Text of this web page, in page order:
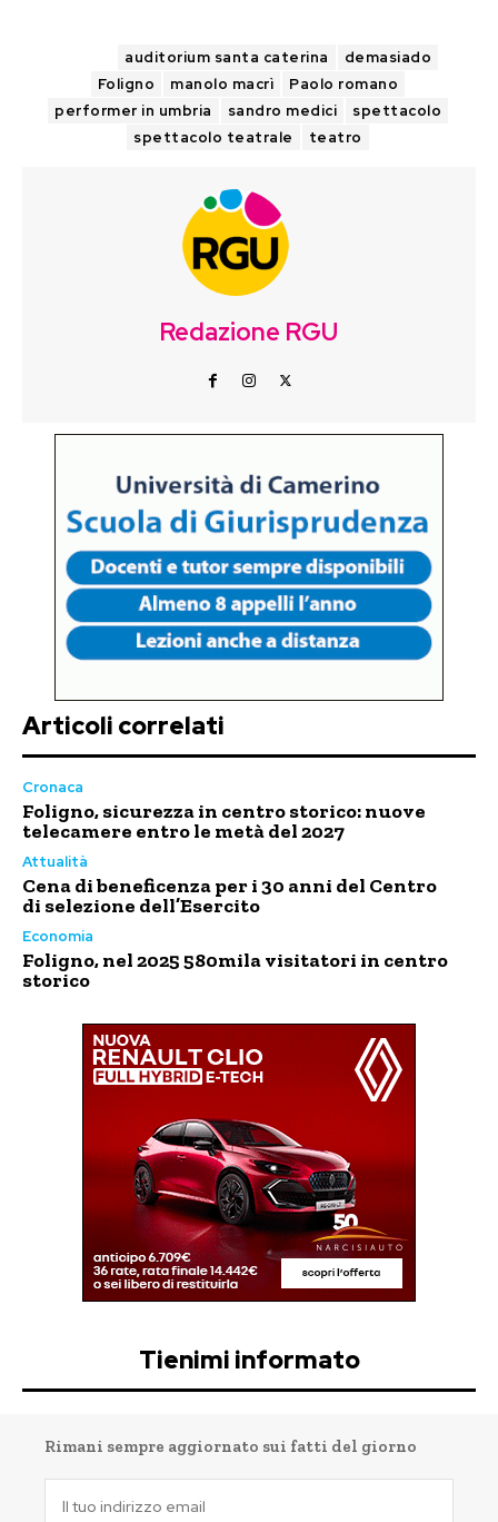
auditorium santa caterina
demasiado
Foligno
manolo macrì
Paolo romano
performer in umbria
sandro medici
spettacolo
spettacolo teatrale
teatro
Redazione RGU
Articoli correlati
Cronaca
Foligno, sicurezza in centro storico: nuove
telecamere entro le metà del 2027
Attualità
Cena di beneficenza per i 30 anni del Centro
di selezione dell’Esercito
Economia
Foligno, nel 2025 580mila visitatori in centro
storico
Tienimi informato
Rimani sempre aggiornato sui fatti del giorno